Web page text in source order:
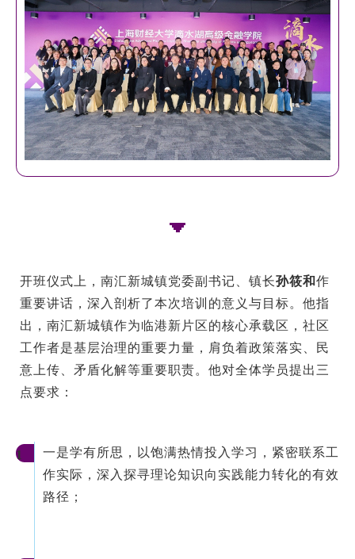
开班仪式上，南汇新城镇党委副书记、镇长孙筱和作
重要讲话，深入剖析了本次培训的意义与目标。他指
出，南汇新城镇作为临港新片区的核心承载区，社区
工作者是基层治理的重要力量，肩负着政策落实、民
意上传、矛盾化解等重要职责。他对全体学员提出三
点要求：
1
一是学有所思，以饱满热情投入学习，紧密联系工
作实际，深入探寻理论知识向实践能力转化的有效
路径；